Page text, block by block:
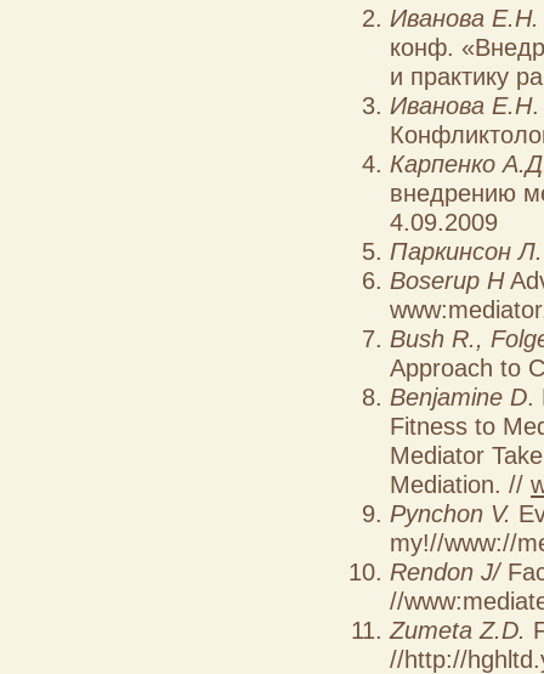
Иванова Е.Н.
конф.
и практику
Иванова Е.Н.
Карпенко
внедрению
4.09.2009
Паркинсон Л.
Boserup H
Bush R.,
Approach to
Benjamine D.
Fitness to
Mediator
Mediation. //
Pynchon V.
my!//www://
Rendon J/
//
Zumeta Z.D.
//http://